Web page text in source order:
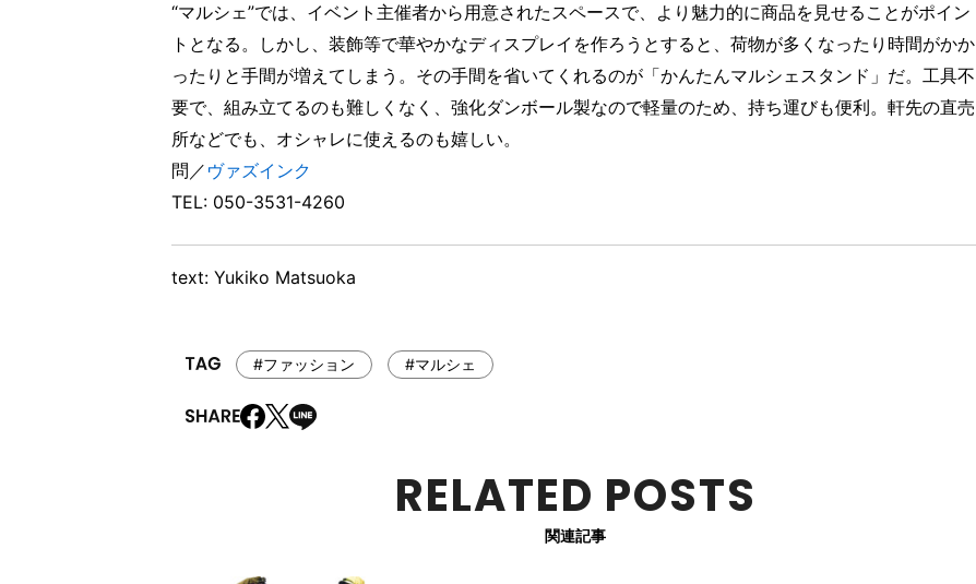
“マルシェ”では、イベント主催者から用意されたスペースで、より魅力的に商品を見せることがポイン
トとなる。しかし、装飾等で華やかなディスプレイを作ろうとすると、荷物が多くなったり時間がかか
ったりと手間が増えてしまう。その手間を省いてくれるのが「かんたんマルシェスタンド」だ。工具不
要で、組み立てるのも難しくなく、強化ダンボール製なので軽量のため、持ち運びも便利。軒先の直売
所などでも、オシャレに使えるのも嬉しい。
問／ ヴァズインク
TEL: 050-3531-4260
text: Yukiko Matsuoka
#ファッション #マルシェ
RELATED POSTS
関連記事